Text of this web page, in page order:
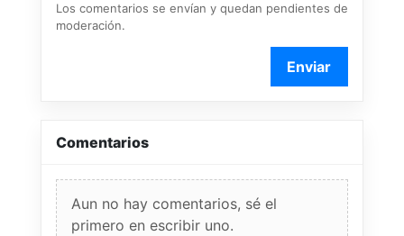
Los comentarios se envían y quedan pendientes de
moderación.
Enviar
Comentarios
Aun no hay comentarios, sé el
primero en escribir uno.